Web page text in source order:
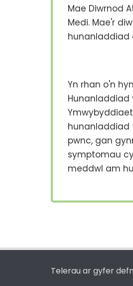
Mae Diwrnod
Medi. Mae'r
hunanladdiad
Yn rhan o'n
Hunanladdiad
hunanladdiad
pwnc, gan
symptomau
meddwl am
Telerau ar gyfer